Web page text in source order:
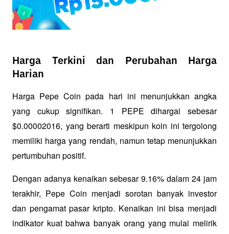
Harga Terkini dan Perubahan Harga
Harian
Harga Pepe Coin pada hari ini menunjukkan angka
yang cukup signifikan. 1 PEPE dihargai sebesar
$0.00002016, yang berarti meskipun koin ini tergolong
memiliki harga yang rendah, namun tetap menunjukkan
pertumbuhan positif.
Dengan adanya kenaikan sebesar 9.16% dalam 24 jam
terakhir, Pepe Coin menjadi sorotan banyak investor
dan pengamat pasar kripto. Kenaikan ini bisa menjadi
indikator kuat bahwa banyak orang yang mulai melirik